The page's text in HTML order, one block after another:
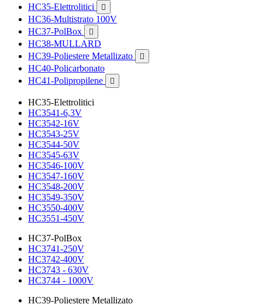
HC35-Elettrolitici

HC36-Multistrato 100V
HC37-PolBox

HC38-MULLARD
HC39-Poliestere Metallizato

HC40-Policarbonato
HC41-Polipropilene

HC35-Elettrolitici
HC3541-6,3V
HC3542-16V
HC3543-25V
HC3544-50V
HC3545-63V
HC3546-100V
HC3547-160V
HC3548-200V
HC3549-350V
HC3550-400V
HC3551-450V
HC37-PolBox
HC3741-250V
HC3742-400V
HC3743 - 630V
HC3744 - 1000V
HC39-Poliestere Metallizato